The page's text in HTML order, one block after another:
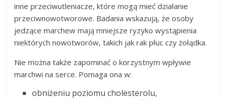
inne przeciwutleniacze, które mogą mieć działanie
przeciwnowotworowe. Badania wskazują, że osoby
jedzące marchew mają mniejsze ryzyko wystąpienia
niektórych nowotworów, takich jak rak płuc czy żołądka.
Nie można także zapominać o korzystnym wpływie
marchwi na serce. Pomaga ona w:
obniżeniu poziomu cholesterolu,